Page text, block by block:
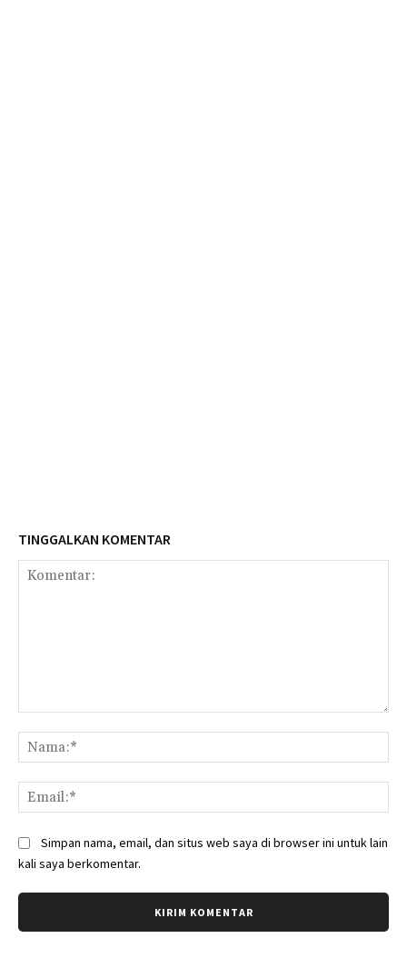
TINGGALKAN KOMENTAR
Simpan nama, email, dan situs web saya di browser ini untuk lain
kali saya berkomentar.